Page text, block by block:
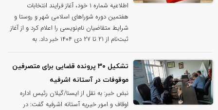
اطلاعیه شماره ۱ خود، آغاز فرایند انتخابات
هفتمین دوره شوراهای اسلامی شهر و روستا و
شرایط متقاضیان نام‌نویسی را اعلام کرد و از آغاز
ثبت‌نام‌ از ۲۱ تا ۲۷ دی ۱۴۰۴ خبر داد. به
تشکیل ۳۰ پرونده قضایی برای متصرفین
موقوفات در آستانه اشرفیه
نبض خبر: به نقل از ایسنا/گیلان رئیس اداره
اوقاف و امور خیریه آستانه اشرفیه گفت: در